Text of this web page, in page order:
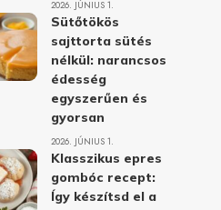
2026. JÚNIUS 1.
Sütőtökös
sajttorta sütés
nélkül: narancsos
édesség
egyszerűen és
gyorsan
2026. JÚNIUS 1.
Klasszikus epres
gombóc recept:
Így készítsd el a